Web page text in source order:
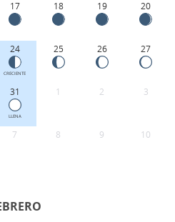
17 18 19 20
24
CRECIENTE
25 26 27
31
LLENA
1 2 3
7 8 9 10